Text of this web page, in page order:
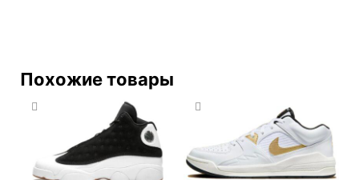
Похожие товары